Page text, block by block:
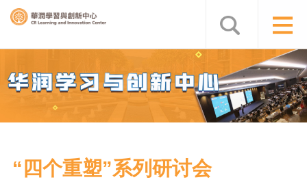
“四个重塑”系列研讨会